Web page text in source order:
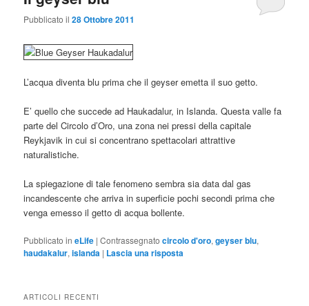
Pubblicato il28 Ottobre 2011
L’acqua diventa blu prima che il geyser emetta il suo getto.
E’ quello che succede ad Haukadalur, in Islanda. Questa valle fa
parte del Circolo d’Oro, una zona nei pressi della capitale
Reykjavik in cui si concentrano spettacolari attrattive
naturalistiche.
La spiegazione di tale fenomeno sembra sia data dal gas
incandescente che arriva in superficie pochi secondi prima che
venga emesso il getto di acqua bollente.
Pubblicato in eLife |Contrassegnato circolo d'oro,geyser blu,
haudakalur,islanda | Lascia una risposta
ARTICOLI RECENTI